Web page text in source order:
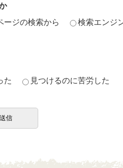
ージの検索から 検索エンジ
た 見つけるのに苦労した